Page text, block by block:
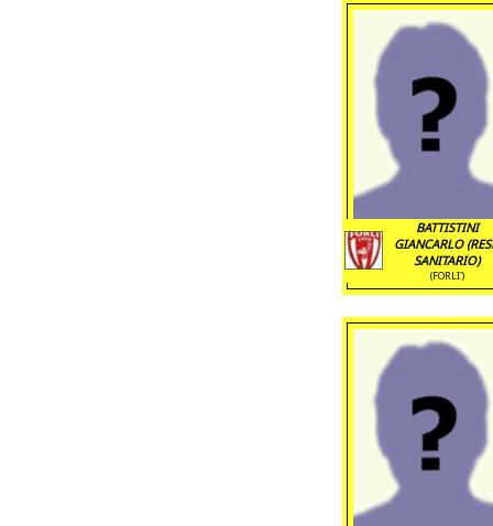
BATTISTINI
GIANCARLO
SANITARIO)
(FORLI')